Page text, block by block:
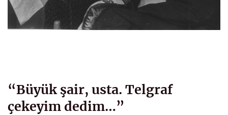
“Büyük şair, usta. Telgraf
çekeyim dedim…”